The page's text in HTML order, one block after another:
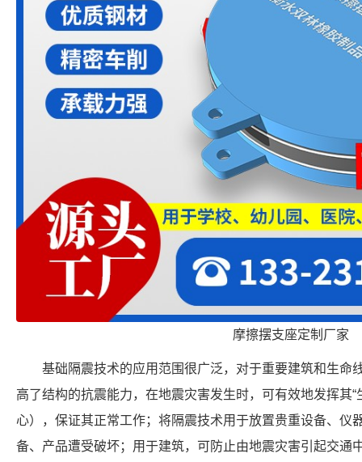
摩擦摆支座定制厂家
基础隔震技术的应用范围很广泛，对于重要建筑和生命
高了结构的抗震能力，在地震灾害发生时，可有效地发挥其
心），保证其正常工作；将隔震技术用于放置贵重设备、仪
备、产品遭受破坏；用于建筑，可防止由地震灾害引起交通